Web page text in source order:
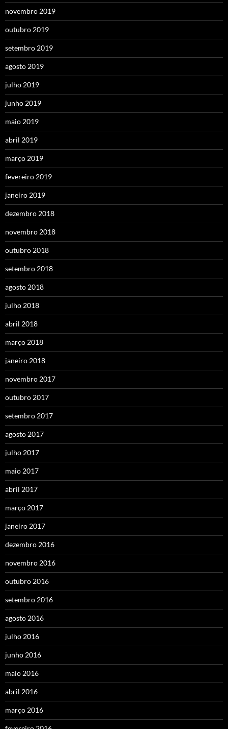
novembro 2019
outubro 2019
setembro 2019
agosto 2019
julho 2019
junho 2019
maio 2019
abril 2019
março 2019
fevereiro 2019
janeiro 2019
dezembro 2018
novembro 2018
outubro 2018
setembro 2018
agosto 2018
julho 2018
abril 2018
março 2018
janeiro 2018
novembro 2017
outubro 2017
setembro 2017
agosto 2017
julho 2017
maio 2017
abril 2017
março 2017
janeiro 2017
dezembro 2016
novembro 2016
outubro 2016
setembro 2016
agosto 2016
julho 2016
junho 2016
maio 2016
abril 2016
março 2016